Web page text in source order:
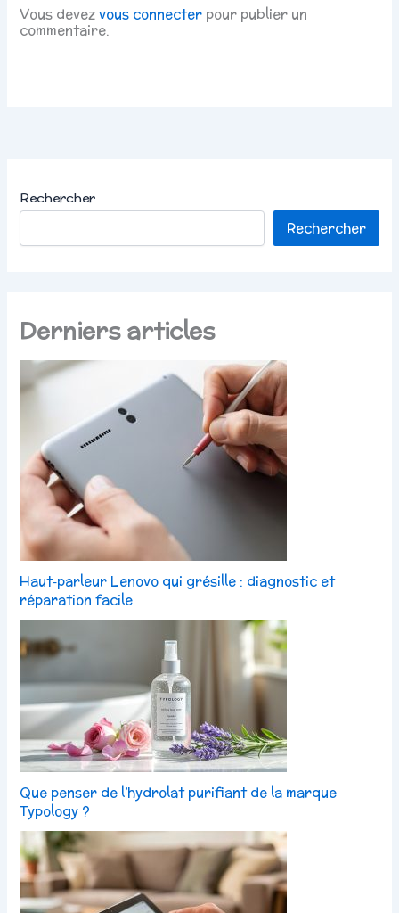
Vous devezvous connecter pour publier un
commentaire.
Rechercher
Rechercher
Derniers articles
Haut‑parleur Lenovo qui grésille : diagnostic et
réparation facile
Que penser de l’hydrolat purifiant de la marque
Typology ?